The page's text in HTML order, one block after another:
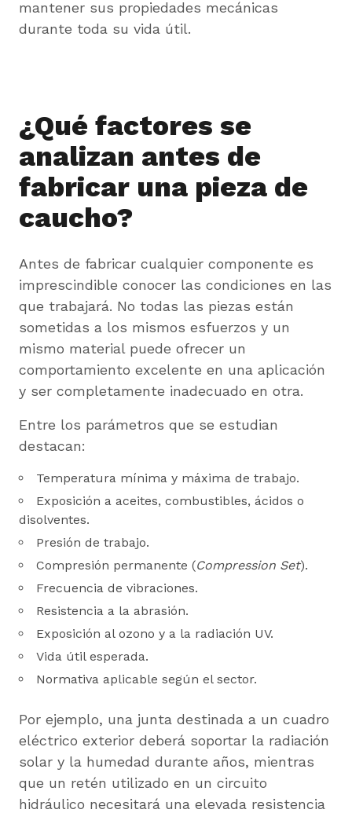
mantener sus propiedades mecánicas
durante toda su vida útil.
¿Qué factores se
analizan antes de
fabricar una pieza de
caucho?
Antes de fabricar cualquier componente es
imprescindible conocer las condiciones en las
que trabajará. No todas las piezas están
sometidas a los mismos esfuerzos y un
mismo material puede ofrecer un
comportamiento excelente en una aplicación
y ser completamente inadecuado en otra.
Entre los parámetros que se estudian
destacan:
Temperatura mínima y máxima de trabajo.
Exposición a aceites, combustibles, ácidos o
disolventes.
Presión de trabajo.
Compresión permanente (Compression Set).
Frecuencia de vibraciones.
Resistencia a la abrasión.
Exposición al ozono y a la radiación UV.
Vida útil esperada.
Normativa aplicable según el sector.
Por ejemplo, una junta destinada a un cuadro
eléctrico exterior deberá soportar la radiación
solar y la humedad durante años, mientras
que un retén utilizado en un circuito
hidráulico necesitará una elevada resistencia